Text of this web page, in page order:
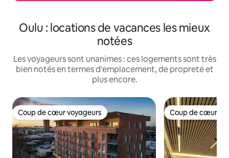
Oulu : locations de vacances les mieux
notées
Les voyageurs sont unanimes : ces logements sont très
bien notés en termes d'emplacement, de propreté et
plus encore.
Coup de cœur voyageurs
Coup de cœur voyageurs Coup de cœur
Coup de cœur